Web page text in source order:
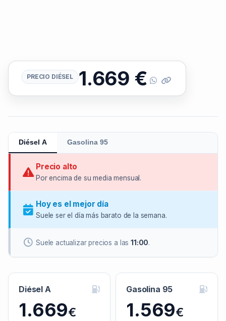
PRECIO DIÉSEL 1.669 €
Diésel A Gasolina 95
Precio alto
Por encima de su media mensual.
Hoy es el mejor día
Suele ser el día más barato de la semana.
Suele actualizar precios a las11:00.
Diésel A
1.669€
Gasolina 95
1.569€